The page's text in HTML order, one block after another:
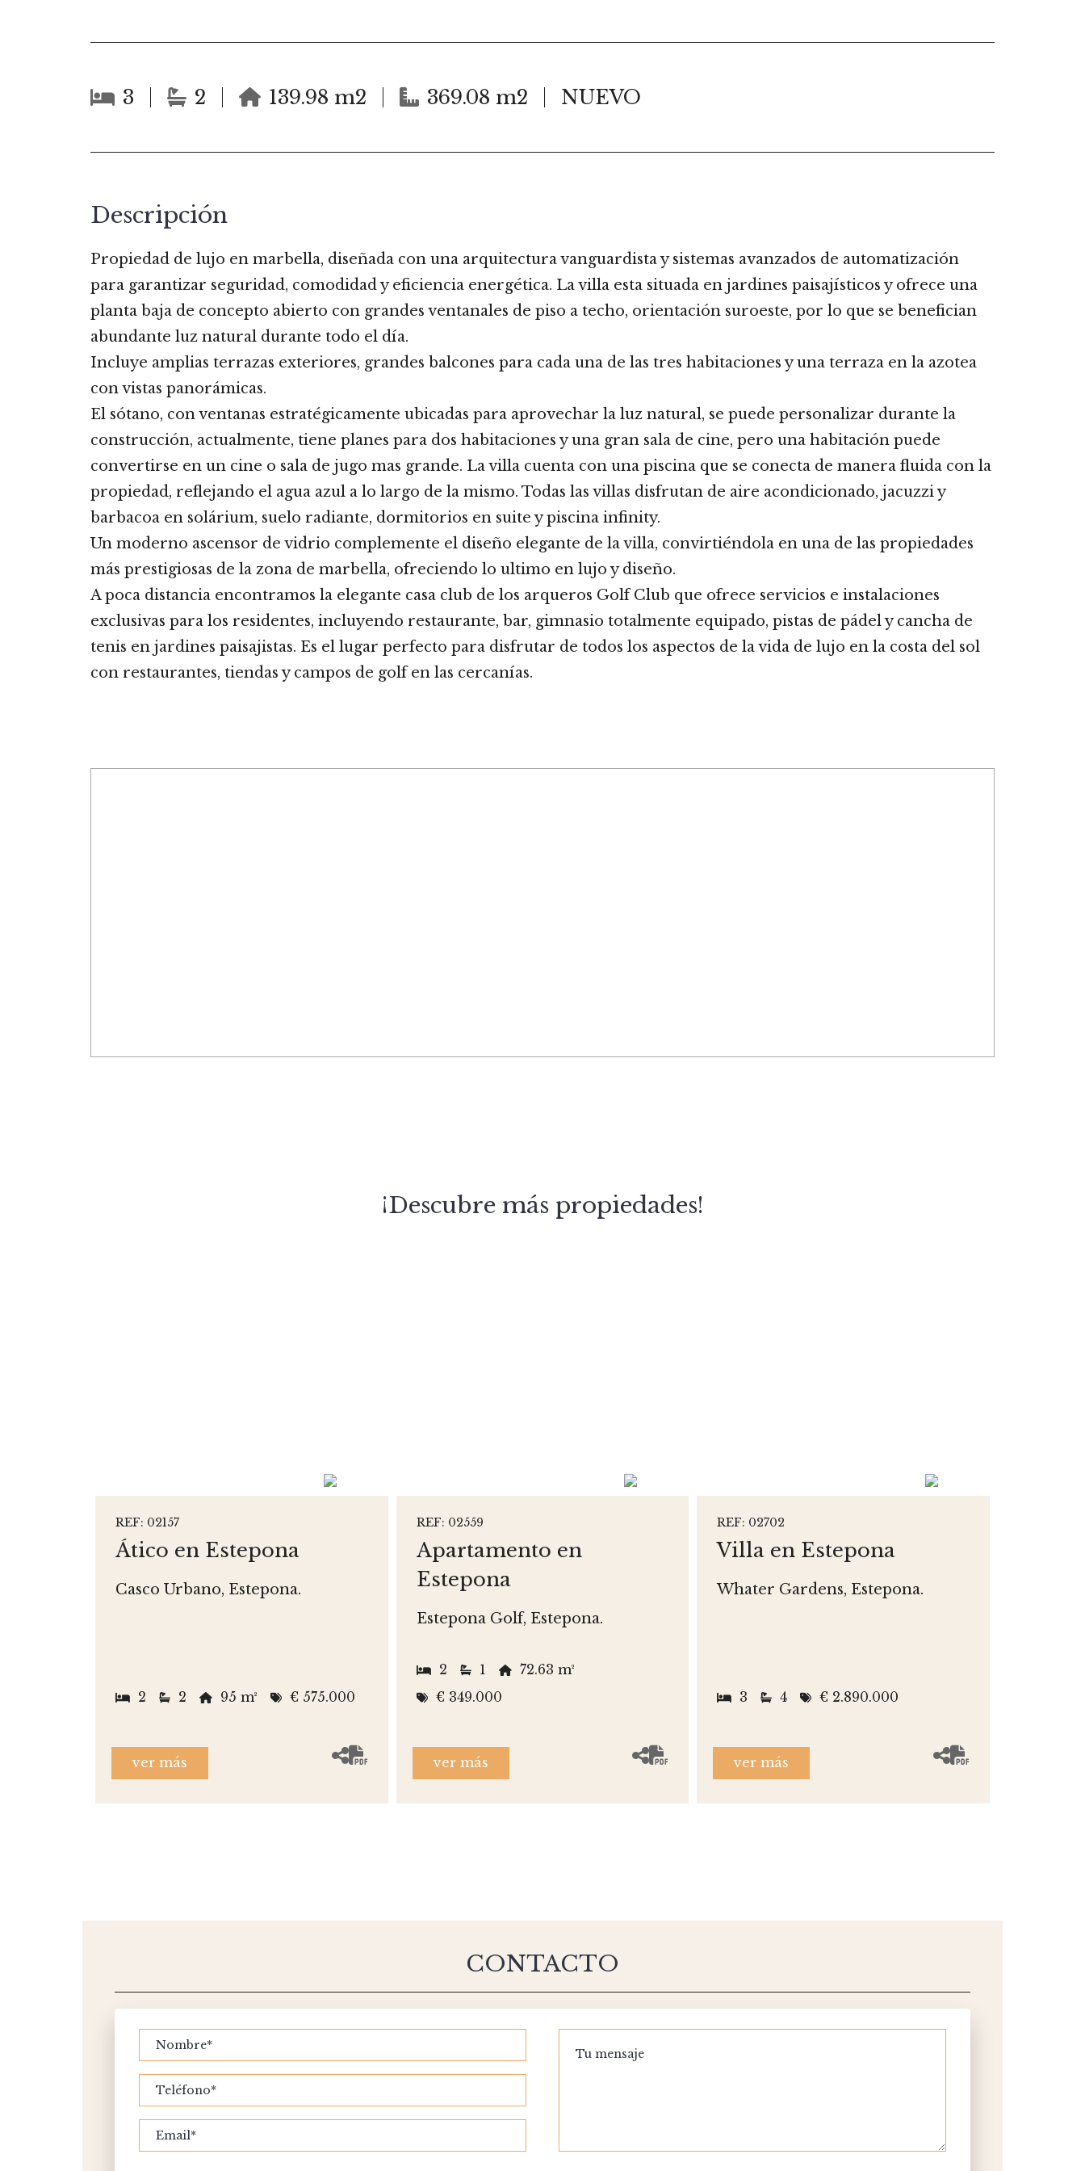
3 2 139.98 m2 369.08 m2 NUEVO
Descripción
Propiedad de lujo en marbella, diseñada con una arquitectura vanguardista y sistemas avanzados de automatización
para garantizar seguridad, comodidad y eficiencia energética. La villa esta situada en jardines paisajísticos y ofrece una
planta baja de concepto abierto con grandes ventanales de piso a techo, orientación suroeste, por lo que se benefician
abundante luz natural durante todo el día.
Incluye amplias terrazas exteriores, grandes balcones para cada una de las tres habitaciones y una terraza en la azotea
con vistas panorámicas.
El sótano, con ventanas estratégicamente ubicadas para aprovechar la luz natural, se puede personalizar durante la
construcción, actualmente, tiene planes para dos habitaciones y una gran sala de cine, pero una habitación puede
convertirse en un cine o sala de jugo mas grande. La villa cuenta con una piscina que se conecta de manera fluida con la
propiedad, reflejando el agua azul a lo largo de la mismo. Todas las villas disfrutan de aire acondicionado, jacuzzi y
barbacoa en solárium, suelo radiante, dormitorios en suite y piscina infinity.
Un moderno ascensor de vidrio complemente el diseño elegante de la villa, convirtiéndola en una de las propiedades
más prestigiosas de la zona de marbella, ofreciendo lo ultimo en lujo y diseño.
A poca distancia encontramos la elegante casa club de los arqueros Golf Club que ofrece servicios e instalaciones
exclusivas para los residentes, incluyendo restaurante, bar, gimnasio totalmente equipado, pistas de pádel y cancha de
tenis en jardines paisajistas. Es el lugar perfecto para disfrutar de todos los aspectos de la vida de lujo en la costa del sol
con restaurantes, tiendas y campos de golf en las cercanías.
¡Descubre más propiedades!
REF: 02157
Ático en Estepona
Casco Urbano, Estepona.
2 2 95 m² € 575.000
ver más
REF: 02559
Apartamento en
Estepona
Estepona Golf, Estepona.
2 1
72.63 m²
€ 349.000
ver más
REF: 02702
Villa en Estepona
Whater Gardens, Estepona.
3 4 € 2.890.000
ver más
CONTACTO